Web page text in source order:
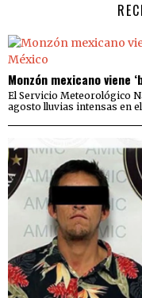
Monzón mexicano viene
El Servicio Meteorológico
agosto lluvias intensas en